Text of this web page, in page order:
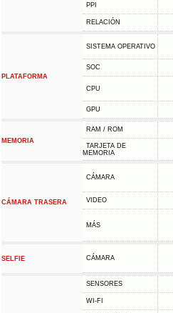
PPI
RELACIÓN
PLATAFORMA
SISTEMA OPERATIVO
SOC
CPU
GPU
MEMORIA
RAM / ROM
TARJETA DE
MEMORIA
CÁMARA TRASERA
CÁMARA
VIDEO
MÁS
SELFIE CÁMARA
SENSORES
WI-FI